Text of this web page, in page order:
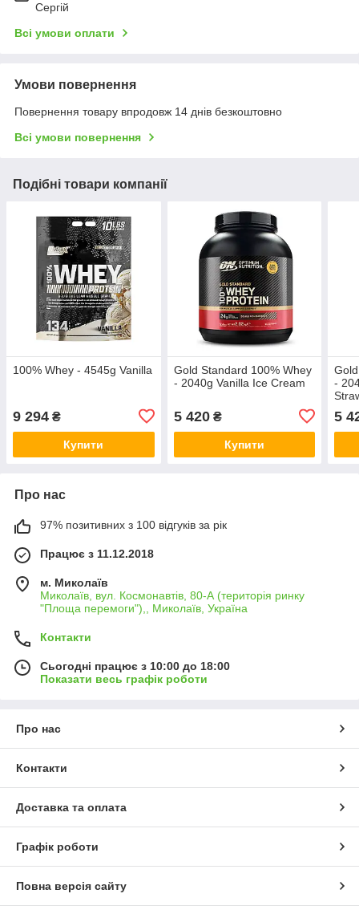
Сергій
Всі умови оплати
Умови повернення
Повернення товару впродовж 14 днів безкоштовно
Всі умови повернення
Подібні товари компанії
100% Whey - 4545g Vanilla
9 294 ₴
Купити
Gold Standard 100% Whey
- 2040g Vanilla Ice Cream
5 420₴
Купити
-
5
Про нас
97% позитивних з 100 відгуків за рік
Працює з 11.12.2018
м. Миколаїв
Миколаїв, вул. Космонавтів, 80-А (територія ринку
"Площа перемоги"),, Миколаїв, Україна
Контакти
Сьогодні працює з 10:00 до 18:00
Показати весь графік роботи
Про нас
Контакти
Доставка та оплата
Графік роботи
Повна версія сайту